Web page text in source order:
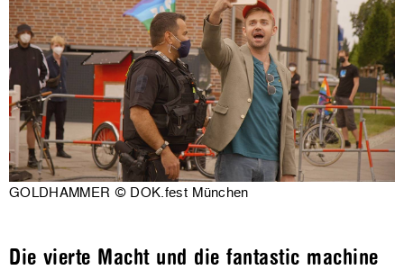
GOLDHAMMER © DOK.fest München
Die vierte Macht und diefantastic machine